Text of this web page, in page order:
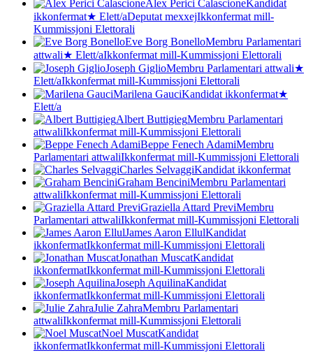
Alex Perici CalascioneKandidat
ikkonfermat★ Elett/aDeputat mexxejIkkonfermat mill-
Kummissjoni Elettorali
Eve Borg BonelloMembru Parlamentari
attwali★ Elett/aIkkonfermat mill-Kummissjoni Elettorali
Joseph GiglioMembru Parlamentari attwali★
Elett/aIkkonfermat mill-Kummissjoni Elettorali
Marilena GauciKandidat ikkonfermat★
Elett/a
Albert ButtigiegMembru Parlamentari
attwaliIkkonfermat mill-Kummissjoni Elettorali
Beppe Fenech AdamiMembru
Parlamentari attwaliIkkonfermat mill-Kummissjoni Elettorali
Charles SelvaggiKandidat ikkonfermat
Graham BenciniMembru Parlamentari
attwaliIkkonfermat mill-Kummissjoni Elettorali
Graziella Attard PreviMembru
Parlamentari attwaliIkkonfermat mill-Kummissjoni Elettorali
James Aaron EllulKandidat
ikkonfermatIkkonfermat mill-Kummissjoni Elettorali
Jonathan MuscatKandidat
ikkonfermatIkkonfermat mill-Kummissjoni Elettorali
Joseph AquilinaKandidat
ikkonfermatIkkonfermat mill-Kummissjoni Elettorali
Julie ZahraMembru Parlamentari
attwaliIkkonfermat mill-Kummissjoni Elettorali
Noel MuscatKandidat
ikkonfermatIkkonfermat mill-Kummissjoni Elettorali